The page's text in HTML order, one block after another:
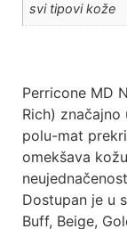
svi tipovi kože
Perricone MD
Rich)
polu-mat
omekšava
Dostupan je u
Buff, Beige,